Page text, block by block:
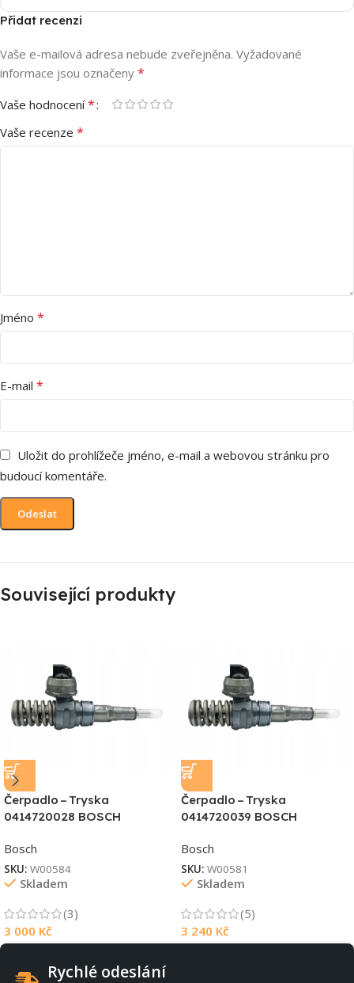
Přidat recenzi
Vaše e-mailová adresa nebude zveřejněna. Vyžadované
informace jsou označeny *
Vaše hodnocení*
Vaše recenze *
Jméno *
E-mail *
Uložit do prohlížeče jméno, e-mail a webovou stránku pro
budoucí komentáře.
Související produkty
Čerpadlo – Tryska
0414720028 BOSCH
Bosch
SKU: W00584
Skladem
(3)
3 000 Kč
Čerpadlo – Tryska
0414720039 BOSCH
Bosch
SKU: W00581
Skladem
(5)
3 240 Kč
Rychlé odeslání